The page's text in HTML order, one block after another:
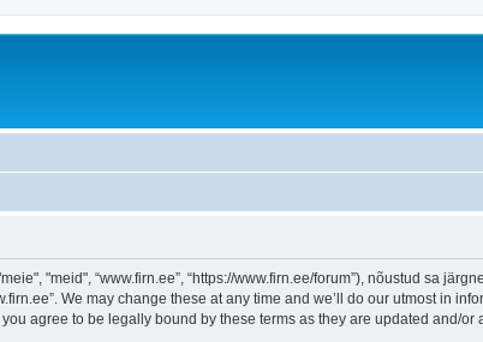
"meid", “www.firn.ee”, “https://www.firn.ee/forum”), nõustud sa
We may change these at any time and we’ll do our utmost in
agree to be legally bound by these terms as they are updated and/or